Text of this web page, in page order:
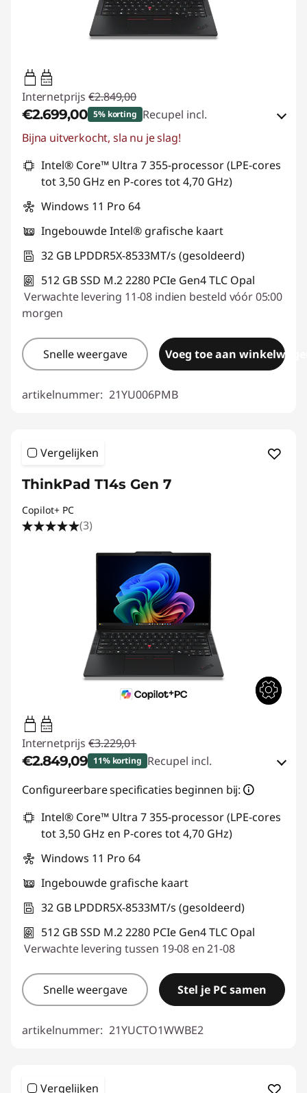
65W-100W
USB PD
Internetprijs €2.849,00
€2.699,00 5% korting Recupel incl.
eCoupon-besparingen :-€150,00
eCoupon gebruiken :THINK-SUMMER
Bijna uitverkocht, sla nu je slag!
Intel® Core™ Ultra 7 355-processor (LPE-cores
tot 3,50 GHz en P-cores tot 4,70 GHz)
Windows 11 Pro 64
Ingebouwde Intel® grafische kaart
32 GB LPDDR5X-8533MT/s (gesoldeerd)
512 GB SSD M.2 2280 PCIe Gen4 TLC Opal
Verwachte levering 11-08 indien besteld vóór 05:00
morgen
Snelle weergave Voeg toe aan
artikelnummer: 21YU006PMB
Vergelijken
ThinkPad T14s Gen 7
Copilot+ PC
(3)
65W-100W
USB PD
Internetprijs €3.229,01
€2.849,09 11% korting Recupel incl.
eCoupon-besparingen :-€379,92
eCoupon gebruiken :THINK-SUMMER
Configureerbare specificaties beginnen bij:
Intel® Core™ Ultra 7 355-processor (LPE-cores
tot 3,50 GHz en P-cores tot 4,70 GHz)
Windows 11 Pro 64
Ingebouwde grafische kaart
32 GB LPDDR5X-8533MT/s (gesoldeerd)
512 GB SSD M.2 2280 PCIe Gen4 TLC Opal
Verwachte levering tussen 19-08 en 21-08
Snelle weergave Stel je PC samen
artikelnummer: 21YUCTO1WWBE2
Vergelijken